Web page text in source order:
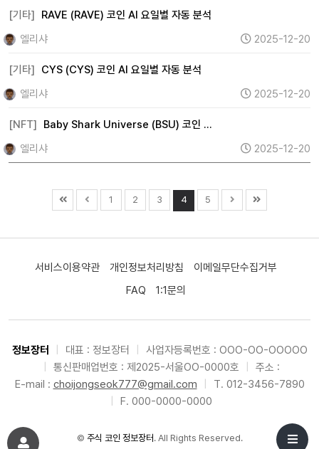
[기타]
RAVE (RAVE) 코인 AI 요일별 자동 분석
엘리샤
2025-12-20
[기타]
CYS (CYS) 코인 AI 요일별 자동 분석
엘리샤
2025-12-20
[NFT]
Baby Shark Universe (BSU) 코인 …
엘리샤
2025-12-20
1 2 3 4 5
서비스이용약관 개인정보처리방침
이메일무단수집거부
FAQ
1:1문의
정보장터 대표 : 정보장터
사업자등록번호 : OOO-OO-OOOOO
통신판매업번호 : 제2025-서울OO-0000호
주소 :
E-mail : choijongseok777@gmail.com
T. 012-3456-7890
F. 000-0000-0000
© 주식 코인 정보장터. All Rights Reserved.